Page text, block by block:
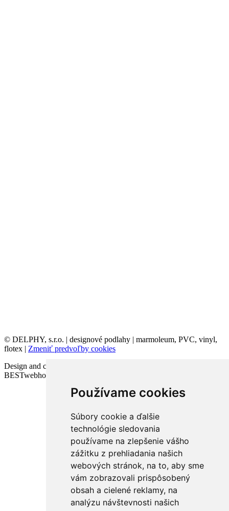
Používame cookies
Súbory cookie a ďalšie
technológie sledovania
používame na zlepšenie vášho
zážitku z prehliadania našich
webových stránok, na to, aby sme
vám zobrazovali prispôsobený
obsah a cielené reklamy, na
analýzu návštevnosti našich
© DELPHY, s.r.o. | designové podlahy | marmoleum, PVC, vinyl,
flotex | Zmeniť predvoľby cookies
Design and code VICTORY-media.sk | Webhosting
BESTwebhosting.sk | 12.11.2025